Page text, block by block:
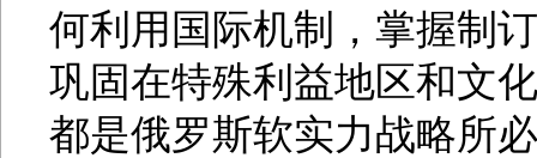
何利用国际机制，掌握制
巩固在特殊利益地区和文
都是俄罗斯软实力战略所